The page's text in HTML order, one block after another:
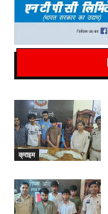
क्राइम